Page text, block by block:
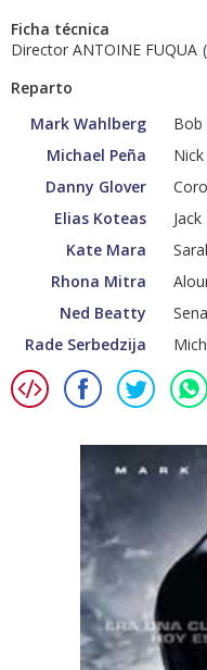
Ficha técnica
Director ANTOINE FUQUA (
Reparto
Mark Wahlberg
Bob
Michael Peña
Danny Glover
Elias Koteas
Kate Mara
Rhona Mitra
Ned Beatty
Rade Serbedzija